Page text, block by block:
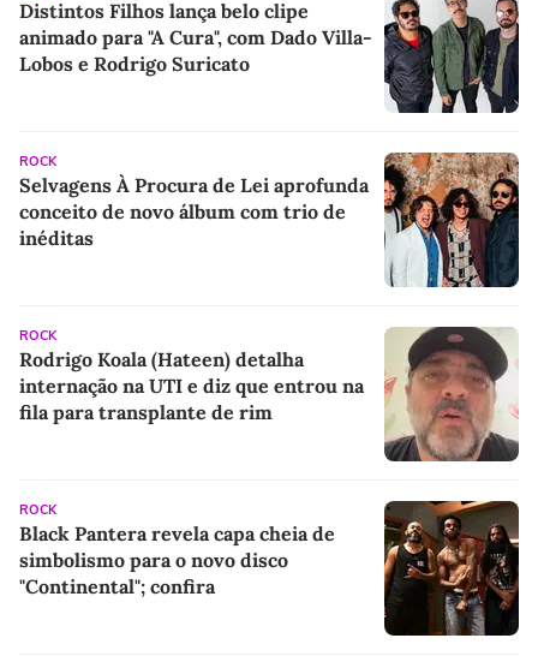
Distintos Filhos lança belo clipe
animado para "A Cura", com Dado Villa-
Lobos e Rodrigo Suricato
ROCK
Selvagens À Procura de Lei aprofunda
conceito de novo álbum com trio de
inéditas
ROCK
Rodrigo Koala (Hateen) detalha
internação na UTI e diz que entrou na
fila para transplante de rim
ROCK
Black Pantera revela capa cheia de
simbolismo para o novo disco
"Continental"; confira